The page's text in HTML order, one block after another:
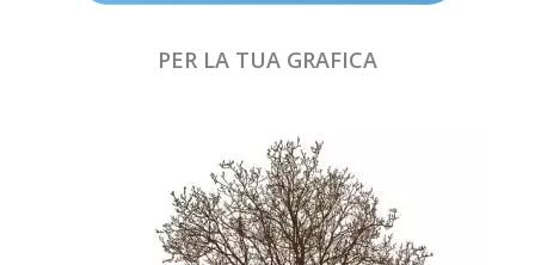
PER LA TUA GRAFICA